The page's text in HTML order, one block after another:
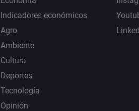
Indicadores económicos
Agro
Ambiente
Cultura
Deportes
Tecnología
Opinión